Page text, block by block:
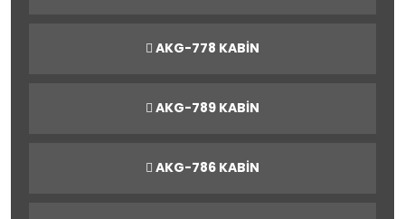
AKG-778 KABİN
AKG-789 KABİN
AKG-786 KABİN